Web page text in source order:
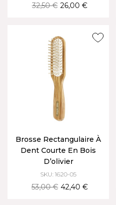
32,50 € 26,00 €
Brosse Rectangulaire À
Dent Courte En Bois
D’olivier
SKU: 1620-05
53,00 € 42,40 €